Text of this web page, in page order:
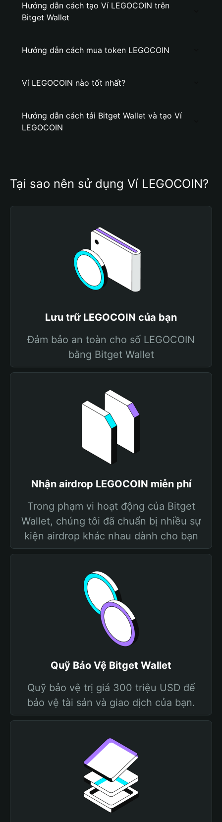
Hướng dẫn cách tạo Ví LEGOCOIN trên
Bitget Wallet
Hướng dẫn cách mua token LEGOCOIN
Ví LEGOCOIN nào tốt nhất?
Hướng dẫn cách tải Bitget Wallet và tạo Ví
LEGOCOIN
Tại sao nên sử dụng Ví LEGOCOIN?
Lưu trữ LEGOCOIN của bạn
Đảm bảo an toàn cho số LEGOCOIN
bằng Bitget Wallet
Nhận airdrop LEGOCOIN miễn phí
Trong phạm vi hoạt động của Bitget
Wallet, chúng tôi đã chuẩn bị nhiều sự
kiện airdrop khác nhau dành cho bạn
Quỹ Bảo Vệ Bitget Wallet
Quỹ bảo vệ trị giá 300 triệu USD để
bảo vệ tài sản và giao dịch của bạn.